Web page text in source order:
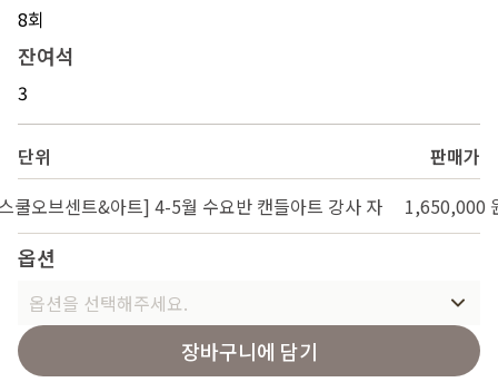
8회
잔여석
3
단위
판매가
쿨오브센트&아트] 4-5월 수요반 캔들아트 강사 자
1,650,000
옵션
옵션을 선택해주세요.
장바구니에 담기